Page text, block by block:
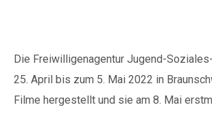
Die Freiwilligenagentur Jugend-
25. April bis zum 5. Mai 2022 in
Filme hergestellt und sie am 8. Mai
Wir können Ihnen auf
Wunsch auch eine
Spendenquittung